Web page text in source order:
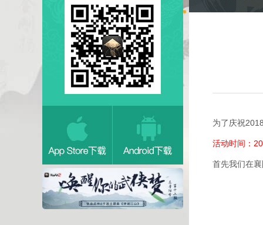
为了庆祝
活动时间：
首先我们在襄